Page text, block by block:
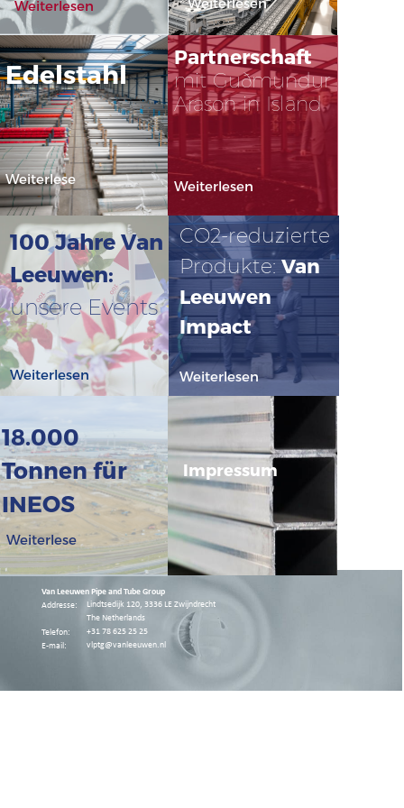
Lindtsedijk 120, 3336 LE Zwijndrecht
The Netherlands
+31 78 625 25 25
vlptg@vanleeuwen.nl
Weiterlese
n
18.000
Tonnen für
INEOS
Van Leeuwen Pipe and Tube Group
Addresse:
Telefon:
E-mail:
Impressum
Weiterlesen
CO2-reduzierte
Produkte:Van
Leeuwen
Impact
100 Jahre Van
Leeuwen:
unsere Events
Weiterlesen
Weiterlesen
Partnerschaft
mit Guðmundur
Arason in Island
Weiterlesen
Weiterlese
n
Edelstahl